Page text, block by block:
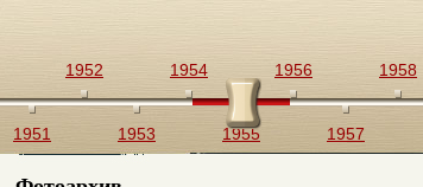
1951
1952
1953
1954
1955
1956
1957
1958